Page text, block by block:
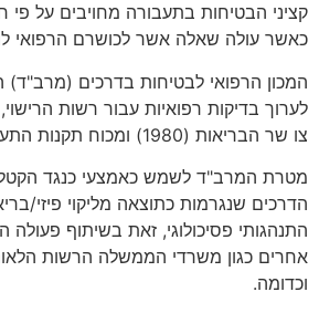
קציני הבטיחות בתעבורה מחויבים על פי
כאשר עולה שאלה אשר לכושרם הרפואי
המכון הרפואי לבטיחות בדרכים
לערוך בדיקות רפואיות עבור רשות
צו שר הבריאות (1980) ומכוח תקנות התעבורה (193-195 ג').
מטרת המרב"ד לשמש כאמצעי כנגד הקטל
הדרכים שנגרמות כתוצאה מליקוי פיזי/
התנהגותי פסיכולוגי, זאת בשיתוף פעולה
אחרים כגון משרדי הממשלה הרשות
וכדומה.